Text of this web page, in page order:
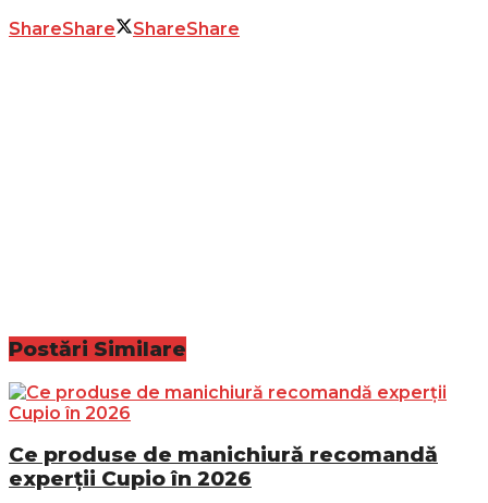
ShareShare ShareShare
Postări Similare
Ce produse de manichiură recomandă
experții Cupio în 2026